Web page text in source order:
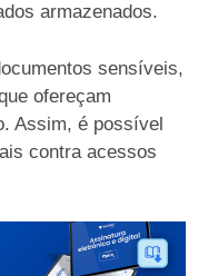
armazenados.
sensíveis,
ofereçam
Assim, é possível
contra acessos